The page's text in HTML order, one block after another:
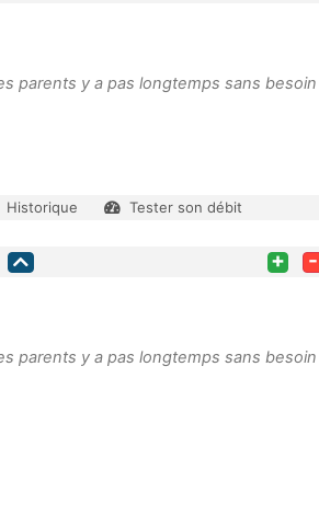
parents y a pas longtemps sans besoin
Historique Tester son débit
+ -
parents y a pas longtemps sans besoin